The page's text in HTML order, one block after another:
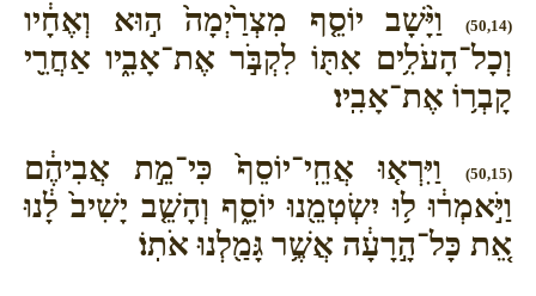
(50,14)
וַיָּ֨שָׁב יוֹסֵ֤ף מִצְרַ֙יְמָה֙ ה֣וּא וְאֶחָ֔יו
וְכָל־הָעֹלִ֥ים אִתּ֖וֹ לִקְבֹּ֣ר אֶת־אָבִ֑יו אַחֲרֵ֖י
קָבְר֥וֹ אֶת־אָבִֽיו׃
(50,15)
וַיִּרְא֤וּ אֲחֵֽי־יוֹסֵף֙ כִּי־מֵ֣ת אֲבִיהֶ֔ם
וַיֹּ֣אמְר֔וּ ל֥וּ יִשְׂטְמֵ֖נוּ יוֹסֵ֑ף וְהָשֵׁ֤ב יָשִׁיב֙ לָ֔נוּ
אֵ֚ת כָּל־הָ֣רָעָ֔ה אֲשֶׁ֥ר גָּמַ֖לְנוּ אֹתֽוֹ׃